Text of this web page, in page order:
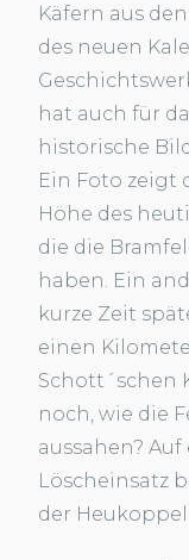
Käfern aus
des neuen
hat auch für
historische
Ein Foto zeigt
Höhe des
die die
haben. Ein
kurze Zeit
einen
Schott´schen
noch, wie die
aussahen?
Löscheinsatz
der